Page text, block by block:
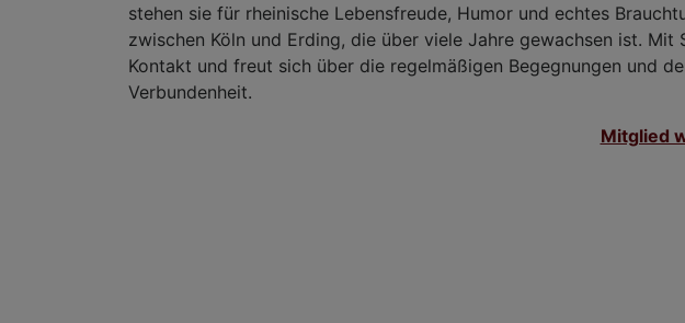
stehen sie für rheinische Lebensfreude, Humor und echtes
zwischen Köln und Erding, die über viele Jahre gewachsen ist.
Kontakt und freut sich über die regelmäßigen Begegnungen und
Verbundenheit.
Mitglied